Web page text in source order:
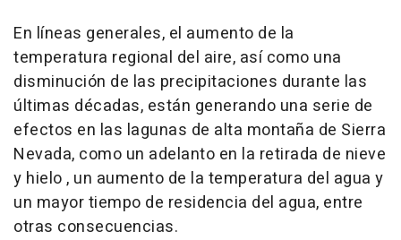
En líneas generales, el aumento de la
temperatura regional del aire, así como una
disminución de las precipitaciones durante las
últimas décadas, están generando una serie de
efectos en las lagunas de alta montaña de Sierra
Nevada, como un adelanto en la retirada de nieve
y hielo , un aumento de la temperatura del agua y
un mayor tiempo de residencia del agua, entre
otras consecuencias.